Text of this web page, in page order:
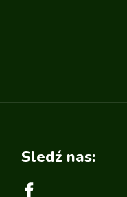
Sledź nas: